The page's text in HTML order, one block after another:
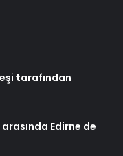
tarafından
Edirne de